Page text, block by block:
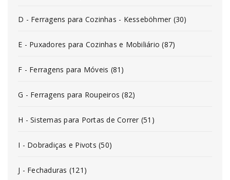
D - Ferragens para Cozinhas - Kesseböhmer (30)
E - Puxadores para Cozinhas e Mobiliário (87)
F - Ferragens para Móveis (81)
G - Ferragens para Roupeiros (82)
H - Sistemas para Portas de Correr (51)
I - Dobradiças e Pivots (50)
J - Fechaduras (121)